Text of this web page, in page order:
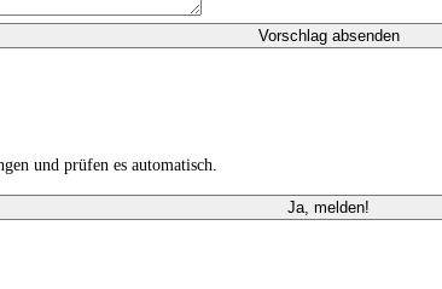
Vorschlag absenden
und prüfen es automatisch.
Ja, melden!